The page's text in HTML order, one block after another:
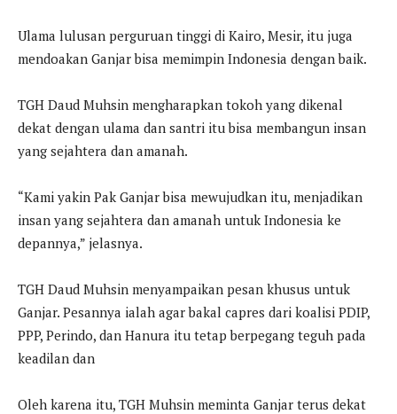
Ulama lulusan perguruan tinggi di Kairo, Mesir, itu juga
mendoakan Ganjar bisa memimpin Indonesia dengan baik.
TGH Daud Muhsin mengharapkan tokoh yang dikenal
dekat dengan ulama dan santri itu bisa membangun insan
yang sejahtera dan amanah.
“Kami yakin Pak Ganjar bisa mewujudkan itu, menjadikan
insan yang sejahtera dan amanah untuk Indonesia ke
depannya,” jelasnya.
TGH Daud Muhsin menyampaikan pesan khusus untuk
Ganjar. Pesannya ialah agar bakal capres dari koalisi PDIP,
PPP, Perindo, dan Hanura itu tetap berpegang teguh pada
keadilan dan
Oleh karena itu, TGH Muhsin meminta Ganjar terus dekat